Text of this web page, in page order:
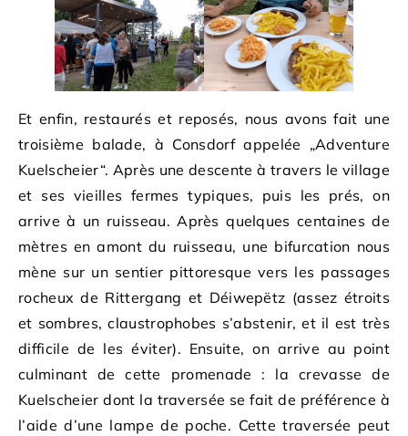
Et enfin, restaurés et reposés, nous avons fait une
troisième balade, à Consdorf appelée „Adventure
Kuelscheier“. Après une descente à travers le village
et ses vieilles fermes typiques, puis les prés, on
arrive à un ruisseau. Après quelques centaines de
mètres en amont du ruisseau, une bifurcation nous
mène sur un sentier pittoresque vers les passages
rocheux de Rittergang et Déiwepëtz (assez étroits
et sombres, claustrophobes s’abstenir, et il est très
difficile de les éviter). Ensuite, on arrive au point
culminant de cette promenade : la crevasse de
Kuelscheier dont la traversée se fait de préférence à
l’aide d’une lampe de poche. Cette traversée peut